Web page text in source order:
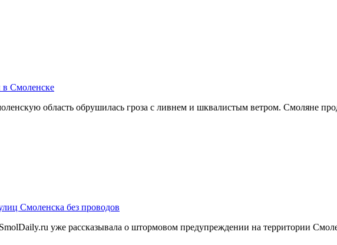
в Смоленске
область обрушилась гроза с ливнем и шквалистым ветром. Смоляне
Смоленска без проводов
уже рассказывала о штормовом предупреждении на территории